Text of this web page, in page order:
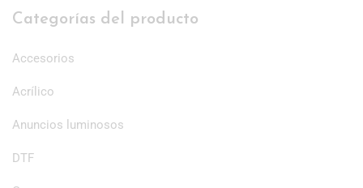
Categorías del producto
Accesorios
Acrílico
Anuncios luminosos
DTF